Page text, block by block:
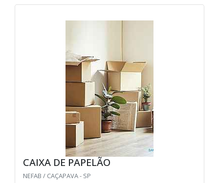
CAIXA DE PAPELÃO
NEFAB / CAÇAPAVA - SP